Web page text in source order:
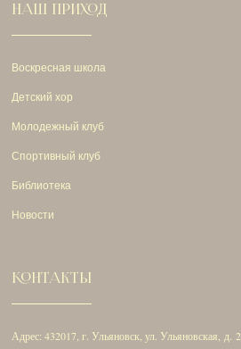
НАШ ПРИХОД
Воскресная школа
Детский хор
Молодежный клуб
Спортивный клуб
Библиотека
Новости
КОНТАКТЫ
Адрес: 432017, г. Ульяновск, ул. Ульяновская, д. 2